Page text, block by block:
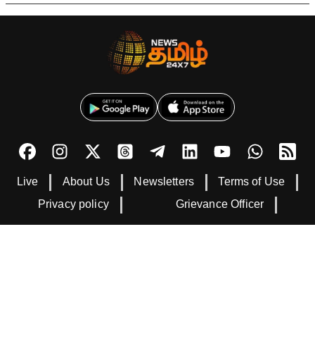
Live About Us Newsletters
Terms of Use
Privacy policy
Grievance Officer